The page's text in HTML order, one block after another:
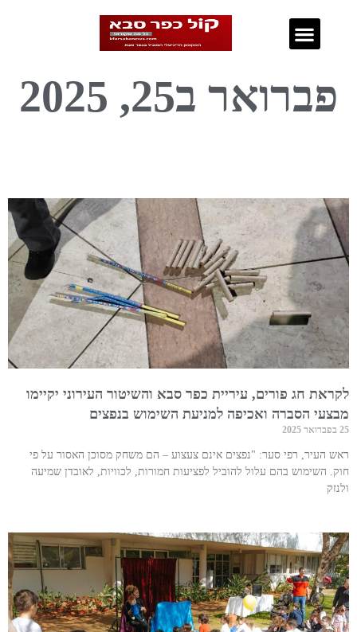
פברואר ב25, 2025
לקראת חג פורים, עיריית כפר סבא והשיטור העירוני יקיימו
מבצעי הסברה ואכיפה למניעת השימוש בנפצים
25 בפברואר 2025
ראש העיר, רפי סער: "נפצים אינם צעצוע – הם משחק מסוכן האסור על פי
חוק. השימוש בהם עלול להוביל לפציעות חמורות, לכוויות, לאובדן שמיעה
ולנזק